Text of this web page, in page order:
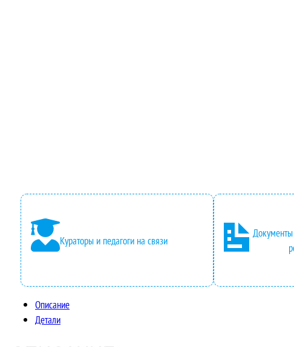
Кураторы и педагоги на связи
Документы
Описание
Детали